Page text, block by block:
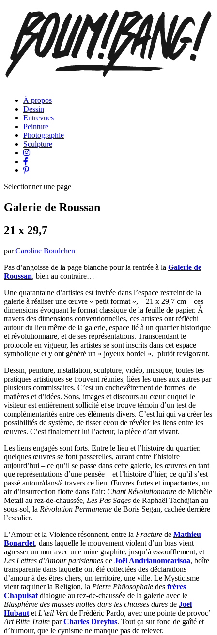
À propos
Dessin
Entrevues
Peinture
Photographie
Sculpture
Sélectionner une page
Galerie de Roussan
21 x 29,7
parCaroline Boudehen
Pas d’angoisse de la page blanche pour la rentrée à la Galerie de
Roussan, bien au contraire…
Une quarantaine d’artistes est invitée dans l’espace restreint de la
galerie à réaliser une œuvre « petit format », – 21 x 29,7 cm – ces
dimensions évoquant le format classique de la feuille de papier. À
travers des dimensions conventionnelles, ces artistes ont réfléchi
autour du lieu même de la galerie, espace lié à un quartier historique
et révolutionnaire, et de ses représentations. Transcendant le
protocole en vigueur, les artistes se sont inscrits dans cet espace
symbolique et y ont généré un « joyeux bordel », plutôt revigorant.
Dessin, peinture, installation, sculpture, vidéo, musique, toutes les
pratiques artistiques se trouvent réunies, liées les unes aux autres par
plusieurs commissaires. C’est un enchevêtrement de formes, de
matières et d’idées. Sons, images et discours au cœur duquel le
visiteur est entièrement sollicité et se trouve témoin d’un test de
complémentarités entre ces éléments divers. C’est lui qui va créer les
possibilités de système, de tisser et/ou de révéler les liens entre les
œuvres. C’est finalement lui l’acteur, la pièce d’art vivant.
Les liens engagés sont forts. Entre le lieu et l’histoire du quartier,
quelques œuvres se font passerelles, autant entre l’histoire
aujourd’hui – ce qu’il se passe dans cette galerie, les œuvres en tant
que représentations d’une pensée – et l’histoire d’hier, ce qu’il s’est
passé autour/dans/à travers ce lieu. Œuvres fortes et impactantes, un
air d’insurrection flotte dans l’air: Chant Révolutionnaire de Michèle
Metail au rez-de-chaussée, Les Pas Sages de Raphaël Tachdjian au
sous-sol, la Révolution Permanente de Boris Segan, cachée derrière
l’escalier.
L’Amour et la Violence résonnent, entre la Fracture de Mathieu
Bonardet, dans laquelle le mouvement violent d’un bras vient
agresser un mur avec une mine graphite, jusqu’à essoufflement, et
Les Lettres d’Amour parisiennes de Joël Andrianomearisoa, boîte
transparente dans laquelle ont été collectées des déclarations
d’amour à des êtres chers, un territoire, une ville. Le Mysticisme
vient taquiner la Religion, la Pierre Philosophale des frères
Chapuisat dialogue au rez-de-chaussée de la galerie avec le
Blasphème des masses molles dans les chiasses dures de Joël
Hubaut et L’œil Vertde Frédéric Pardo, avec une pointe de provoc’
Art Bitte Traire parCharles Dreyfus. Tout ça sur fond de gaîté et
d’humour, que le cynisme ne manque pas de relever.